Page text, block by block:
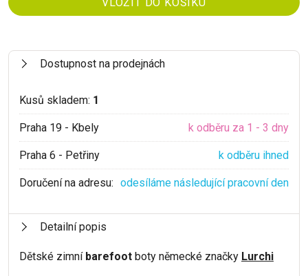
Dostupnost na prodejnách
Kusů skladem: 1
Praha 19 - Kbely k odběru za 1 - 3 dny
Praha 6 - Petřiny k odběru ihned
Doručení na adresu: odesíláme následující pracovní den
Detailní popis
Dětské zimní barefoot boty německé značky Lurchi